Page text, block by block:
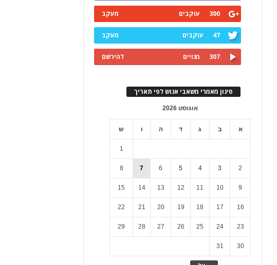
300 עוקבים מעקב
47 עוקבים מעקב
307 מנויים להירשם
סינון מאמרי משאבי אנוש לפי תאריך
אוגוסט 2026
א ב ג ד ה ו ש
1
2
3
4
5
6
7
8
9
10
11
12
13
14
15
16
17
18
19
20
21
22
23
24
25
26
27
28
29
30
31